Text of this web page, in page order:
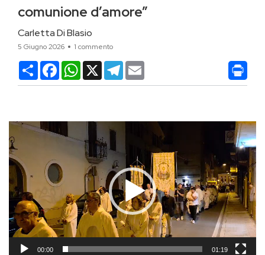
comunione d’amore”
Carletta Di Blasio
5 Giugno 2026 1 commento
CondividiFacebookWhatsApp
X Telegram
Video
Player
00:00 01:19